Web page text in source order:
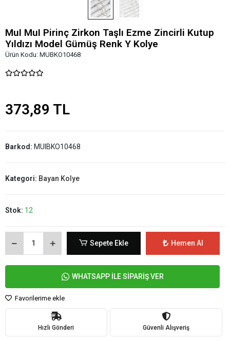
MuI MuI Pirinç Zirkon Taşlı Ezme Zincirli Kutup
Yıldızı Model Gümüş Renk Y Kolye
Ürün Kodu: MUBKO10468
373,89 TL
Barkod: MUIBKO10468
Kategori: Bayan Kolye
Stok: 12
Sepete Ekle Hemen Al
WHATSAPP İLE SİPARİŞ VER
Favorilerime ekle
Hızlı Gönderi Güvenli Alışveriş